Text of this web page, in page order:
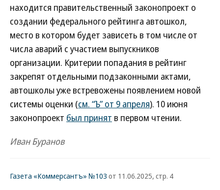
находится правительственный законопроект о
создании федерального рейтинга автошкол,
место в котором будет зависеть в том числе от
числа аварий с участием выпускников
организации. Критерии попадания в рейтинг
закрепят отдельными подзаконными актами,
автошколы уже встревожены появлением новой
системы оценки (см. “Ъ” от 9 апреля). 10 июня
законопроект был принят в первом чтении.
Иван Буранов
Газета «Коммерсантъ» №103 от 11.06.2025, стр. 4